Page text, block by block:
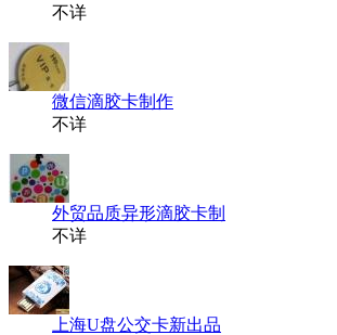
不详
微信滴胶卡制作
不详
外贸品质异形滴胶卡制
不详
上海U盘公交卡新出品